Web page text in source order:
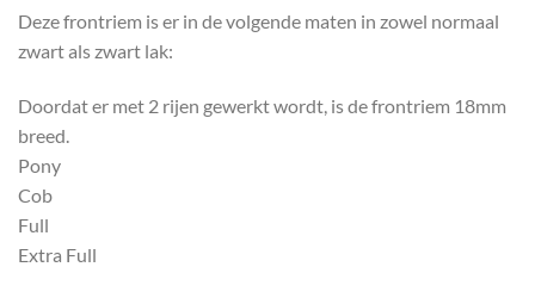
Deze frontriem is er in de volgende maten in zowel normaal
zwart als zwart lak:
Doordat er met 2 rijen gewerkt wordt, is de frontriem 18mm
breed.
Pony
Cob
Full
Extra Full